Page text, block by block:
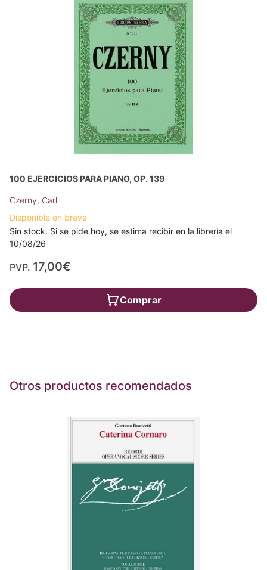
100 EJERCICIOS PARA PIANO, OP. 139
Czerny, Carl
Disponible en breve
Sin stock. Si se pide hoy, se estima recibir en la librería el
10/08/26
PVP. 17,00€
Comprar
Otros productos recomendados